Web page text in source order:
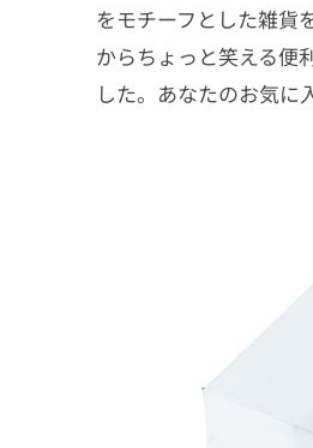
をモチーフとした雑貨
からちょっと笑える便
した。あなたのお気に